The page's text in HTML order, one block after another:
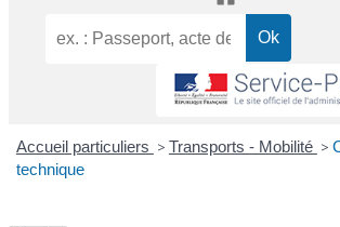
Accueil particuliers > Transports - Mobilité >
technique